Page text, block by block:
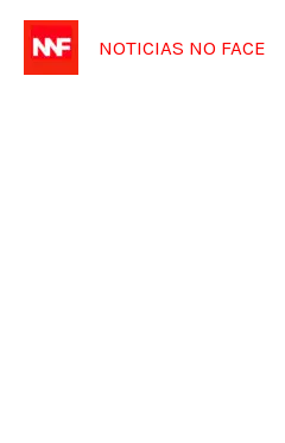
para
NOTICIAS NO FACE